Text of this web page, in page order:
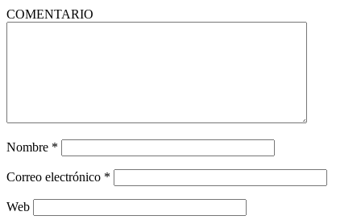
COMENTARIO
Nombre *
Correo electrónico *
Web